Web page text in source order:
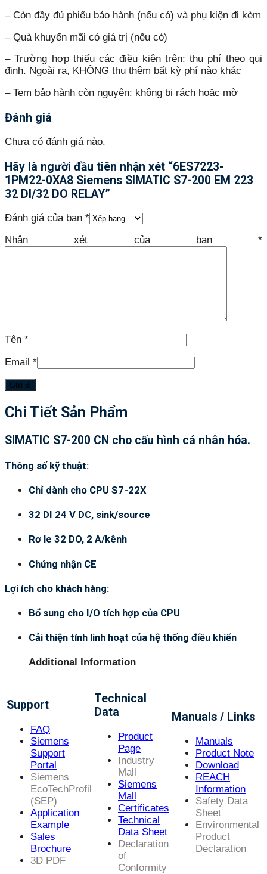
– Còn đầy đủ phiếu bảo hành (nếu có) và phụ kiện đi kèm
– Quà khuyến mãi có giá trị (nếu có)
– Trường hợp thiếu các điều kiện trên: thu phí theo qui
định. Ngoài ra, KHÔNG thu thêm bất kỳ phí nào khác
– Tem bảo hành còn nguyên: không bị rách hoặc mờ
Đánh giá
Chưa có đánh giá nào.
Hãy là người đầu tiên nhận xét “6ES7223-
1PM22-0XA8 Siemens SIMATIC S7-200 EM 223
32 DI/32 DO RELAY”
Đánh giá của bạn *
Nhận xét của bạn *
Tên *
Email *
Chi Tiết Sản Phẩm
SIMATIC S7-200 CN cho cấu hình cá nhân hóa.
Thông số kỹ thuật:
Chỉ dành cho CPU S7-22X
32 DI 24 V DC, sink/source
Rơ le 32 DO, 2 A/kênh
Chứng nhận CE
Lợi ích cho khách hàng:
Bổ sung cho I/O tích hợp của CPU
Cải thiện tính linh hoạt của hệ thống điều khiển
Additional Information
Support
FAQ
Siemens
Support
Portal
Siemens
EcoTechProfil
(SEP)
Application
Example
Sales
Brochure
3D PDF
Technical
Data
Product
Page
Industry
Mall
Siemens
Mall
Certificates
Technical
Data Sheet
Declaration
of
Conformity
Manuals / Links
Manuals
Product Note
Download
REACH
Information
Safety Data
Sheet
Environmental
Product
Declaration